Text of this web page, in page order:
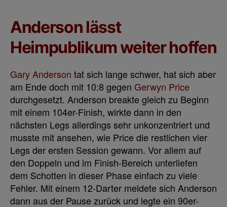
Anderson lässt
Heimpublikum weiter hoffen
Gary Anderson tat sich lange schwer, hat sich aber
am Ende doch mit 10:8 gegen Gerwyn Price
durchgesetzt. Anderson breakte gleich zu Beginn
mit einem 104er-Finish, wirkte dann in den
nächsten Legs allerdings sehr unkonzentriert und
musste mit ansehen, wie Price die restlichen vier
Legs der ersten Session gewann. Vor allem auf
den Doppeln und im Finish-Bereich unterliefen
dem Schotten in dieser Phase einfach zu viele
Fehler. Mit einem 12-Darter meldete sich Anderson
dann aus der Pause zurück und legte ein 90er-